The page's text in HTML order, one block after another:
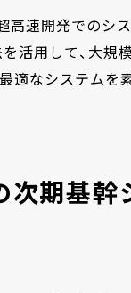
高速開発でのシ
活用して、大
適なシステムを
次期基幹